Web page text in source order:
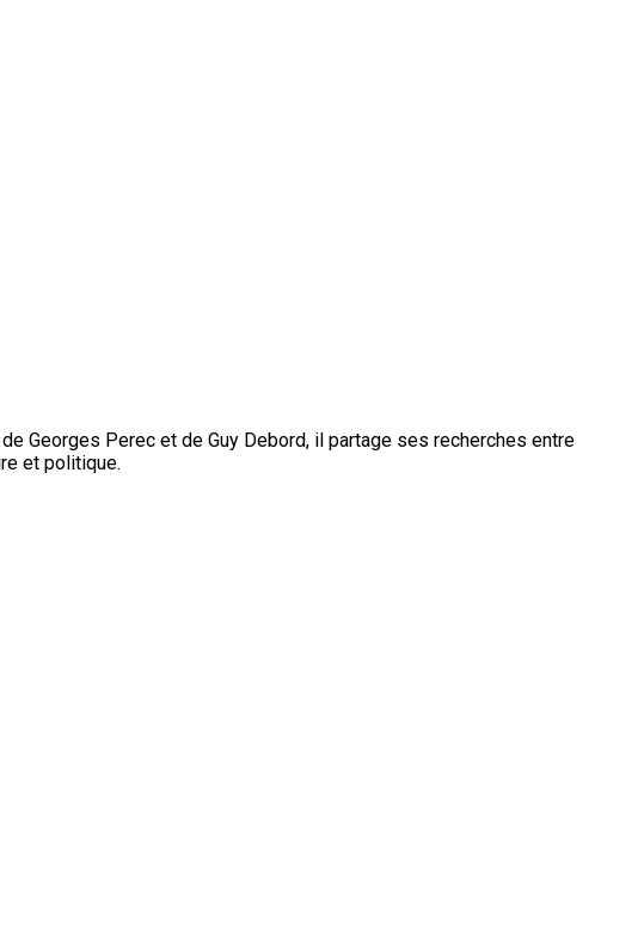
Georges Perec et de Guy Debord, il partage ses recherches entre
et politique.